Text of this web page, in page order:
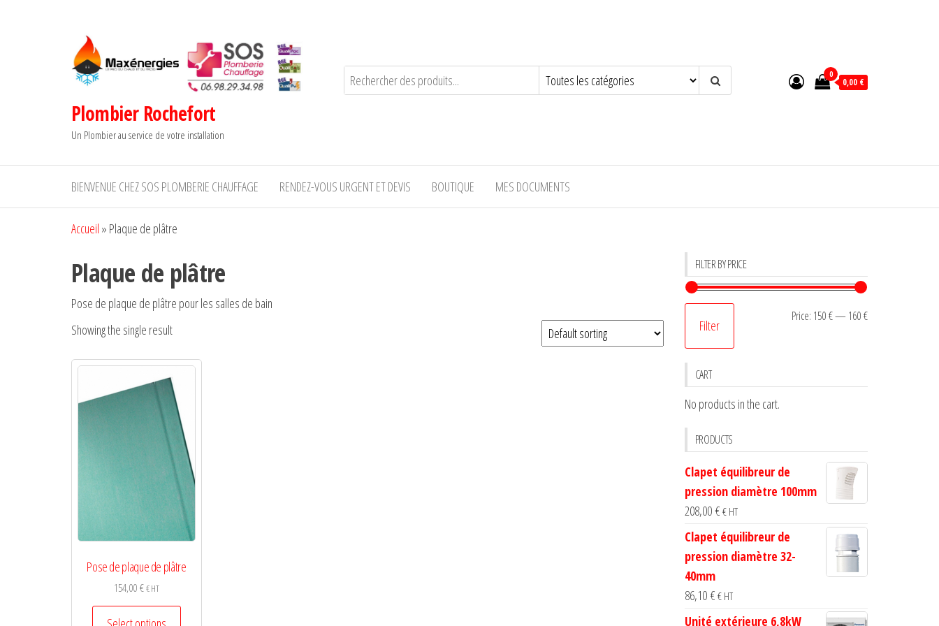
Plombier Rochefort
Un Plombier au service de votre installation
0
0,00 €
BIENVENUE CHEZ SOS PLOMBERIE CHAUFFAGE RENDEZ-VOUS URGENT ET DEVIS BOUTIQUE MES DOCUMENTS
Accueil » Plaque de plâtre
Plaque de plâtre
Pose de plaque de plâtre pour les salles de bain
Showing the single result
Pose de plaque de plâtre
154,00€€ HT
This
FILTER BY PRICE
Min
Max
Filter
Price: 150 €— 160 €
CART
No products in the cart.
PRODUCTS
Clapet équilibreur de
pression diamètre 100mm
208,00 € € HT
Clapet équilibreur de
pression diamètre 32-
40mm
86,10 € € HT
Unité extérieure 6,8kW